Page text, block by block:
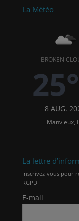
La Météo
BROKEN
8 AUG,
Manvieux,
La lettre
Inscrivez-vous pour
RGPD
E-mail